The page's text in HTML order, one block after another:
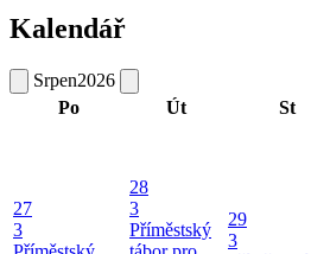
Kalendář
Srpen2026
Po
Út St
27
3
28
3
Příměstský
29
3